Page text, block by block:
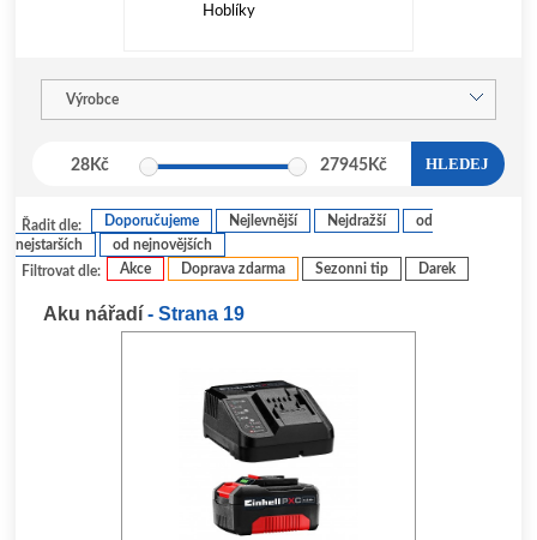
Hoblíky
Výrobce
28Kč 27945 Kč HLEDEJ
Filtrovat dle: Akce Doprava zdarma Sezonni tip Darek
Řadit dle: Doporučujeme Nejlevnější Nejdražší
od
nejstarších
od nejnovějších
Aku nářadí - Strana 19